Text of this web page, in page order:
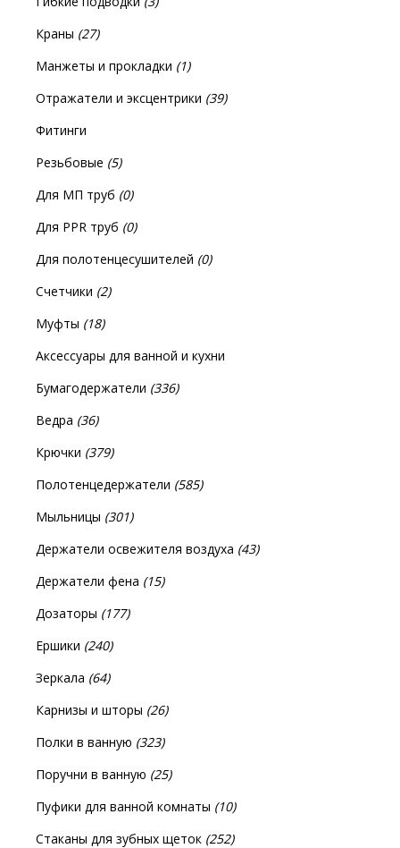
Краны (27)
Манжеты и прокладки (1)
Отражатели и эксцентрики (39)
Фитинги
Резьбовые (5)
Для МП труб (0)
Для PPR труб (0)
Для полотенцесушителей (0)
Счетчики (2)
Муфты (18)
Аксессуары для ванной и кухни
Бумагодержатели (336)
Ведра (36)
Крючки (379)
Полотенцедержатели (585)
Мыльницы (301)
Держатели освежителя воздуха (43)
Держатели фена (15)
Дозаторы (177)
Ершики (240)
Зеркала (64)
Карнизы и шторы (26)
Полки в ванную (323)
Поручни в ванную (25)
Пуфики для ванной комнаты (10)
Стаканы для зубных щеток (252)